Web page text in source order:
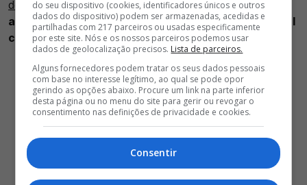
de António Silva, as escolhas na convocatória,
ausências, entre vários outros temas de mercado, tal
como João Palhinha. Confira tudo o que disse.
do seu dispositivo (cookies, identificadores únicos e outros
dados do dispositivo) podem ser armazenadas, acedidas e
partilhadas com 217 parceiros ou usadas especificamente
por este site. Nós e os nossos parceiros podemos usar
dados de geolocalização precisos. Lista de parceiros.
Alguns fornecedores podem tratar os seus dados pessoais
com base no interesse legítimo, ao qual se pode opor
gerindo as opções abaixo. Procure um link na parte inferior
desta página ou no menu do site para gerir ou revogar o
consentimento nas definições de privacidade e cookies.
Consentir